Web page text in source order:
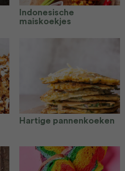
Indonesische
maiskoekjes
Hartige pannenkoeken